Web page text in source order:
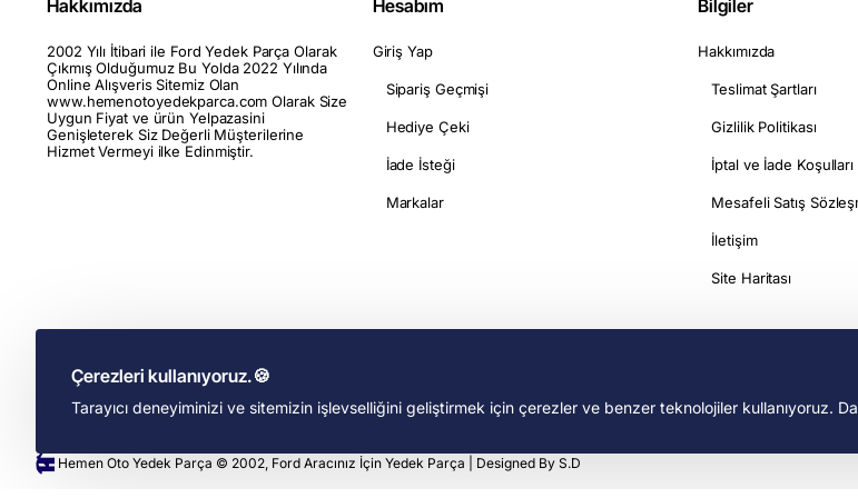
Çerezleri kullanıyoruz.🍪
Tarayıcı deneyiminizi ve sitemizin işlevselliğini geliştirmek için çerezler ve benzer teknolojiler kullanıyoruz.
Hakkımızda
2002 Yılı İtibari ile Ford Yedek Parça Olarak
Çıkmış Olduğumuz Bu Yolda 2022 Yılında
Online Alışveris Sitemiz Olan
www.hemenotoyedekparca.com Olarak Size
Uygun Fiyat ve ürün Yelpazasini
Genişleterek Siz Değerli Müşterilerine
Hizmet Vermeyi ilke Edinmiştir.
Hesabım
Giriş Yap
Sipariş Geçmişi
Hediye Çeki
İade İsteği
Markalar
Bilgiler
Hakkımızda
Teslimat Şartları
Gizlilik Politikası
İptal ve İade Koşulları
Mesafeli Satış
İletişim
Site Haritası
Hemen Oto Yedek Parça © 2002, Ford Aracınız İçin Yedek Parça | Designed By S.D